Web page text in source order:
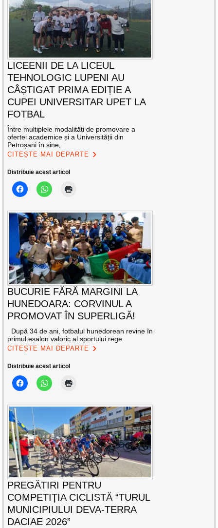
LICEENII DE LA LICEUL
TEHNOLOGIC LUPENI AU
CÂȘTIGAT PRIMA EDIȚIE A
CUPEI UNIVERSITAR UPET LA
FOTBAL
Între multiplele modalități de promovare a
ofertei academice și a Universității din
Petroșani în sine,
CITEȘTE MAI DEPARTE
Distribuie acest articol
BUCURIE FĂRĂ MARGINI LA
HUNEDOARA: CORVINUL A
PROMOVAT ÎN SUPERLIGĂ!
După 34 de ani, fotbalul hunedorean revine în
primul eșalon valoric al sportului rege
CITEȘTE MAI DEPARTE
Distribuie acest articol
PREGĂTIRI PENTRU
COMPETIȚIA CICLISTĂ “TURUL
MUNICIPIULUI DEVA-TERRA
DACIAE 2026”